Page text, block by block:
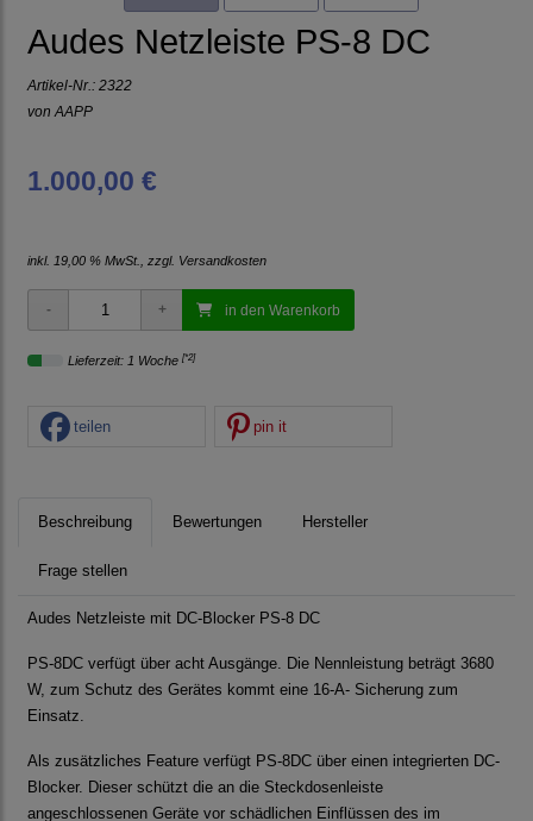
Audes Netzleiste PS-8 DC
Artikel-Nr.: 2322
von AAPP
1.000,00 €
inkl. 19,00 % MwSt., zzgl. Versandkosten
in den Warenkorb
Lieferzeit: 1 Woche [*2]
teilen pin it
Beschreibung Bewertungen Hersteller
Frage stellen
Audes Netzleiste mit DC-Blocker PS-8 DC
PS‐8DC verfügt über acht Ausgänge. Die Nennleistung beträgt 3680
W, zum Schutz des Gerätes kommt eine 16‐A‐ Sicherung zum
Einsatz.
Als zusätzliches Feature verfügt PS‐8DC über einen integrierten DC‐
Blocker. Dieser schützt die an die Steckdosenleiste
angeschlossenen Geräte vor schädlichen Einflüssen des im